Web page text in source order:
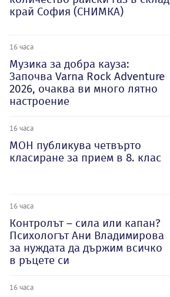
край София (СНИМКА)
16 часа
Музика за добра кауза:
Започва Varna Rock Adventure
2026, очаква ви много лятно
настроение
16 часа
МОН публикува четвърто
класиране за прием в 8. клас
16 часа
Контролът – сила или капан?
Психологът Ани Владимирова
за нуждата да държим всичко
в ръцете си
16 часа